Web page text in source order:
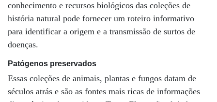
conhecimento e recursos biológicos das coleções de
história natural pode fornecer um roteiro informativo
para identificar a origem e a transmissão de surtos de
doenças.
Patógenos preservados
Essas coleções de animais, plantas e fungos datam de
séculos atrás e são as fontes mais ricas de informações